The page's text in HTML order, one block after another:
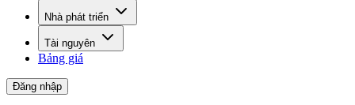
Nhà phát triển
Tài nguyên
Bảng giá
Đăng nhập